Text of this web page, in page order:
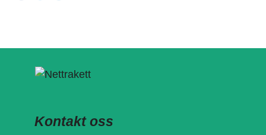
Kontakt oss